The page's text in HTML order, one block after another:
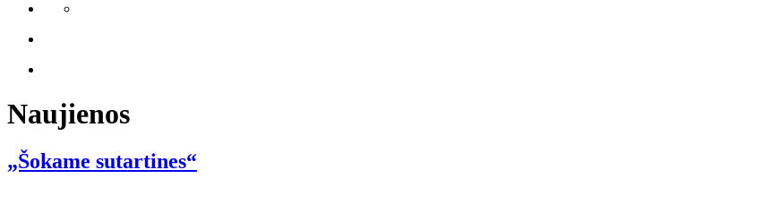
Naujienos
„Šokame sutartines“